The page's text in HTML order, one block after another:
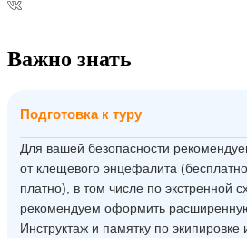
Важно знать
Подготовка к туру
Для вашей безопасности
от клещевого энцефалита
платно), в том числе по экстренной
рекомендуем оформить
Инструктаж и памятку по экипировке